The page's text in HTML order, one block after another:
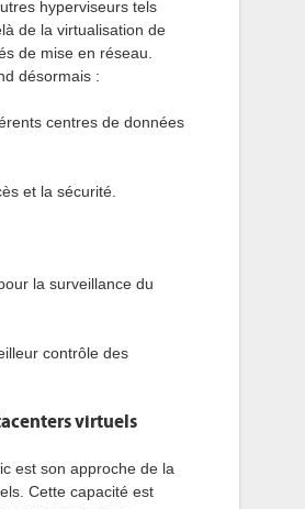
hyperviseurs tels
de la virtualisation de
de mise en réseau.
désormais :
centres de données
et la sécurité.
la surveillance du
contrôle des
virtuels
est son approche de la
Cette capacité est